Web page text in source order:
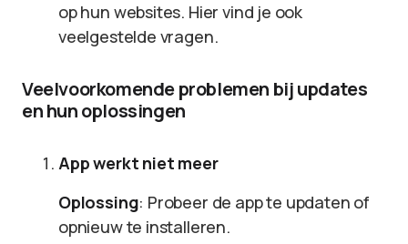
op hun websites. Hier vind je ook
veelgestelde vragen.
Veelvoorkomende problemen bij updates
en hun oplossingen
App werkt niet meer
Oplossing: Probeer de app te updaten of
opnieuw te installeren.